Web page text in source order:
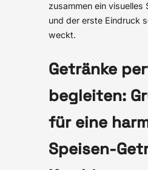
zusammen ein visuelles
und der erste Eindruck
weckt.
Getränke
begleiten:
für eine
Speisen-